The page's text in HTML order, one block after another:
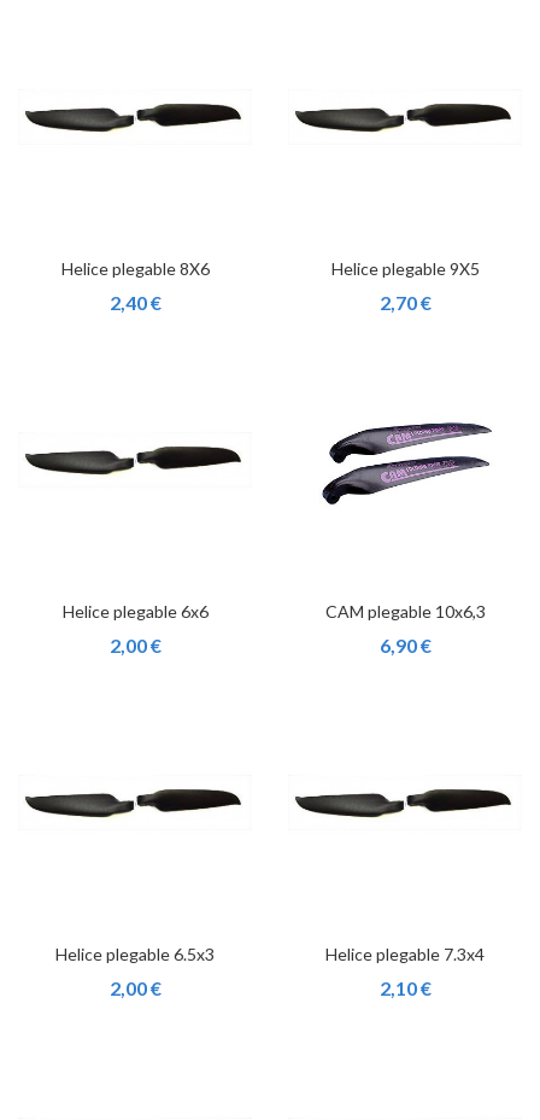
Helice plegable 8X6
2,40 €
Helice plegable 9X5
2,70 €
Helice plegable 6x6
2,00 €
CAM plegable 10x6,3
6,90 €
Helice plegable 6.5x3
2,00 €
Helice plegable 7.3x4
2,10 €